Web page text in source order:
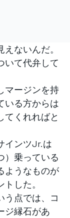
ないんだ。
いて代弁して
マージンを持
いる方からは
てくれればと
インツJr.は
）乗っている
ようなものが
した。
点では、コ
ジ縁石があ